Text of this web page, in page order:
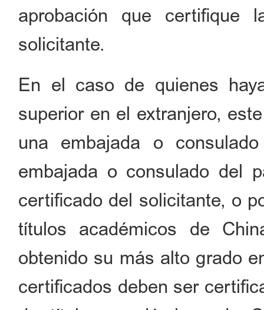
aprobación que certifique
solicitante.
En el caso de quienes
superior en el extranjero,
una embajada o
embajada o consulado del
certificado del solicitante, o
títulos académicos de
obtenido su más alto grado
certificados deben ser